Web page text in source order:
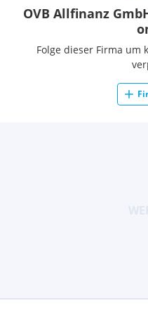
OVB Allfinanz
Folge dieser Firma um